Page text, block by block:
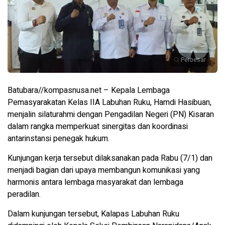
Perbesar
Batubara//kompasnusa.net – Kepala Lembaga
Pemasyarakatan Kelas IIA Labuhan Ruku, Hamdi Hasibuan,
menjalin silaturahmi dengan Pengadilan Negeri (PN) Kisaran
dalam rangka memperkuat sinergitas dan koordinasi
antarinstansi penegak hukum.
Kunjungan kerja tersebut dilaksanakan pada Rabu (7/1) dan
menjadi bagian dari upaya membangun komunikasi yang
harmonis antara lembaga masyarakat dan lembaga
peradilan.
Dalam kunjungan tersebut, Kalapas Labuhan Ruku